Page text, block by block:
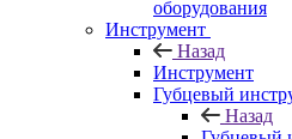
оборудования
Инструмент
Назад
Инструмент
Губцевый
Назад